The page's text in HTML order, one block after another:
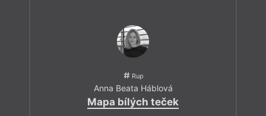
Rup
Anna Beata Háblová
Mapa bílých teček